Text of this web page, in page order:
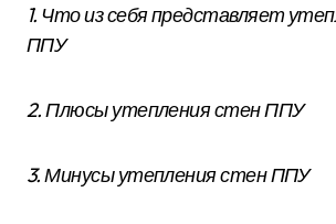
1. Что из себя представляет
ППУ
2. Плюсы утепления стен ППУ
3. Минусы утепления стен ППУ